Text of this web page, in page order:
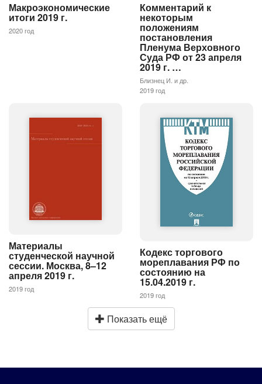
Макроэкономические
итоги 2019 г.
2020 год
Комментарий к
некоторым
положениям
постановления
Пленума Верховного
Суда РФ от 23 апреля
2019 г. …
Близнец И. и др.
2019 год
Материалы
студенческой научной
сессии. Москва, 8–12
апреля 2019 г.
2019 год
Кодекс торгового
мореплавания РФ по
состоянию на
15.04.2019 г.
2019 год
Показать ещё